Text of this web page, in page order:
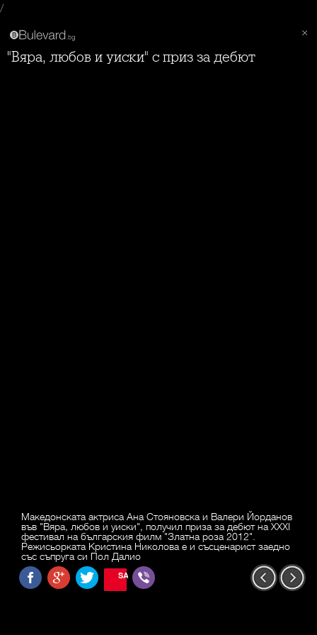
/
"Вяра, любов и уиски" с приз за дебют
Македонската актриса Ана Стояновска и Валери Йорданов
във "Вяра, любов и уиски", получил приза за дебют на XXXI
фестивал на българския филм "Златна роза 2012".
Режисьорката Кристина Николова е и съсценарист заедно
със съпруга си Пол Далио
SAVE